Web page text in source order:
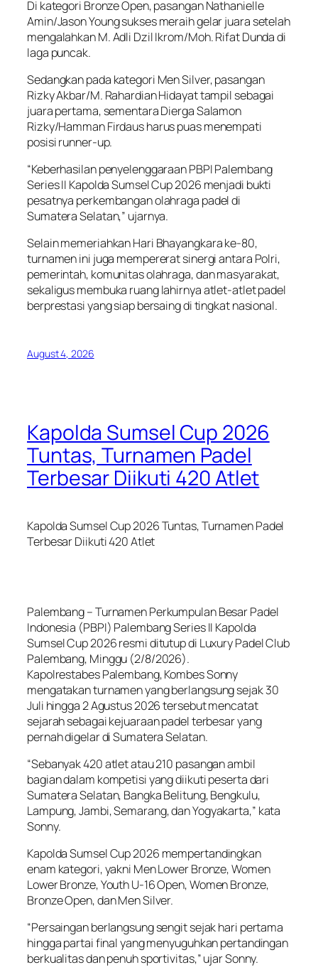
Di kategori Bronze Open, pasangan Nathanielle
Amin/Jason Young sukses meraih gelar juara setelah
mengalahkan M. Adli Dzil Ikrom/Moh. Rifat Dunda di
laga puncak.
Sedangkan pada kategori Men Silver, pasangan
Rizky Akbar/M. Rahardian Hidayat tampil sebagai
juara pertama, sementara Dierga Salamon
Rizky/Hamman Firdaus harus puas menempati
posisi runner-up.
“Keberhasilan penyelenggaraan PBPI Palembang
Series II Kapolda Sumsel Cup 2026 menjadi bukti
pesatnya perkembangan olahraga padel di
Sumatera Selatan,” ujarnya.
Selain memeriahkan Hari Bhayangkara ke-80,
turnamen ini juga mempererat sinergi antara Polri,
pemerintah, komunitas olahraga, dan masyarakat,
sekaligus membuka ruang lahirnya atlet-atlet padel
berprestasi yang siap bersaing di tingkat nasional.
August 4, 2026
Kapolda Sumsel Cup 2026
Tuntas, Turnamen Padel
Terbesar Diikuti 420 Atlet
Kapolda Sumsel Cup 2026 Tuntas, Turnamen Padel
Terbesar Diikuti 420 Atlet
Palembang – Turnamen Perkumpulan Besar Padel
Indonesia (PBPI) Palembang Series II Kapolda
Sumsel Cup 2026 resmi ditutup di Luxury Padel Club
Palembang, Minggu (2/8/2026).
Kapolrestabes Palembang, Kombes Sonny
mengatakan turnamen yang berlangsung sejak 30
Juli hingga 2 Agustus 2026 tersebut mencatat
sejarah sebagai kejuaraan padel terbesar yang
pernah digelar di Sumatera Selatan.
“Sebanyak 420 atlet atau 210 pasangan ambil
bagian dalam kompetisi yang diikuti peserta dari
Sumatera Selatan, Bangka Belitung, Bengkulu,
Lampung, Jambi, Semarang, dan Yogyakarta,” kata
Sonny.
Kapolda Sumsel Cup 2026 mempertandingkan
enam kategori, yakni Men Lower Bronze, Women
Lower Bronze, Youth U-16 Open, Women Bronze,
Bronze Open, dan Men Silver.
“Persaingan berlangsung sengit sejak hari pertama
hingga partai final yang menyuguhkan pertandingan
berkualitas dan penuh sportivitas,” ujar Sonny.